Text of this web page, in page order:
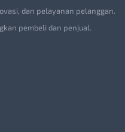
dan pelayanan pelanggan.
pembeli dan penjual.